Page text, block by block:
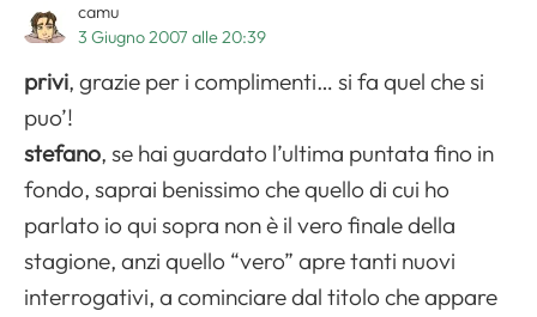
camu
3 Giugno 2007 alle 20:39
privi, grazie per i complimenti… si fa quel che si
puo’!
stefano, se hai guardato l’ultima puntata fino in
fondo, saprai benissimo che quello di cui ho
parlato io qui sopra non è il vero finale della
stagione, anzi quello “vero” apre tanti nuovi
interrogativi, a cominciare dal titolo che appare